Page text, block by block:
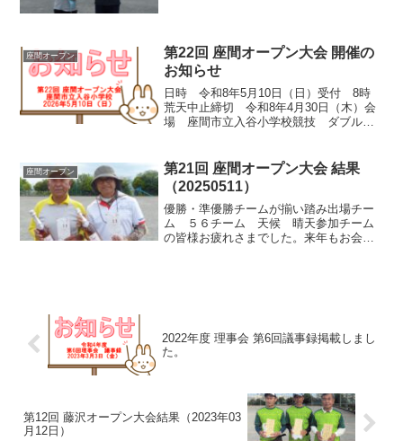
座間オープン
第22回 座間オープン大会 開催の
お知らせ
日時 令和8年5月10日（日）受付 8時
荒天中止締切 令和8年4月30日（木）会
場 座間市立入谷小学校競技 ダブルス
用意ください詳細は募集要項をご確認
く...
座間オープン
第21回 座間オープン大会 結果
（20250511）
優勝・準優勝チームが揃い踏み出場チー
ム ５６チーム 天候 晴天参加チーム
の皆様お疲れさまでした。来年もお会い
2022年度 理事会 第6回議事録掲載しまし
た。
第12回 藤沢オープン大会結果（2023年03
月12日）